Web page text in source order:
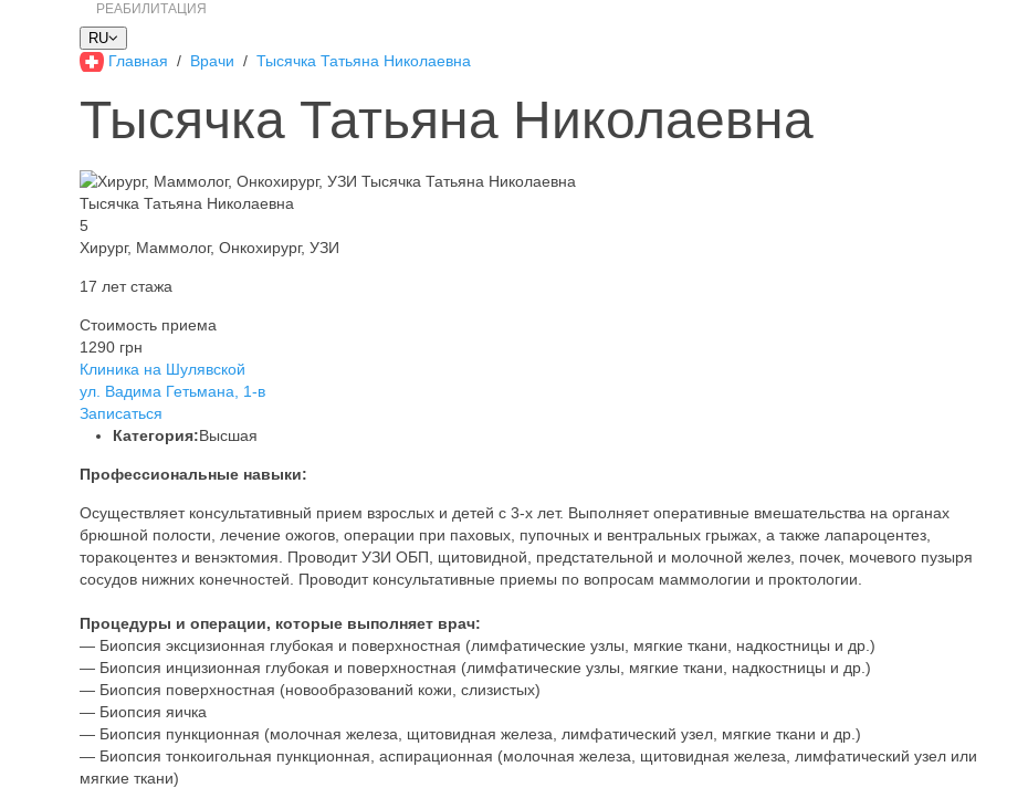
РЕАБИЛИТАЦИЯ
RU
Главная Врачи Тысячка Татьяна Николаевна
Тысячка Татьяна Николаевна
Тысячка Татьяна Николаевна
5
Хирург, Маммолог, Онкохирург, УЗИ
17 лет стажа
Стоимость приема
1290 грн
Клиника на Шулявской
ул. Вадима Гетьмана, 1-в
Записаться
Категория:Высшая
Профессиональные навыки:
Осуществляет консультативный прием взрослых и детей с 3-х лет. Выполняет оперативные вмешательства на органах
брюшной полости, лечение ожогов, операции при паховых, пупочных и вентральных грыжах, а также лапароцентез,
торакоцентез и венэктомия. Проводит УЗИ ОБП, щитовидной, предстательной и молочной желез, почек, мочевого пузыря
сосудов нижних конечностей. Проводит консультативные приемы по вопросам маммологии и проктологии.
Процедуры и операции, которые выполняет врач:
— Биопсия эксцизионная глубокая и поверхностная (лимфатические узлы, мягкие ткани, надкостницы и др.)
— Биопсия инцизионная глубокая и поверхностная (лимфатические узлы, мягкие ткани, надкостницы и др.)
— Биопсия поверхностная (новообразований кожи, слизистых)
— Биопсия яичка
— Биопсия пункционная (молочная железа, щитовидная железа, лимфатический узел, мягкие ткани и др.)
— Биопсия тонкоигольная пункционная, аспирационная (молочная железа, щитовидная железа, лимфатический узел или
мягкие ткани)